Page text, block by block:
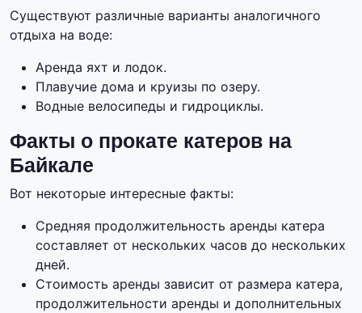
Существуют различные варианты аналогичного
отдыха на воде:
Аренда яхт и лодок.
Плавучие дома и круизы по озеру.
Водные велосипеды и гидроциклы.
Факты о прокате катеров на
Байкале
Вот некоторые интересные факты:
Средняя продолжительность аренды катера
составляет от нескольких часов до нескольких
дней.
Стоимость аренды зависит от размера катера,
продолжительности аренды и дополнительных